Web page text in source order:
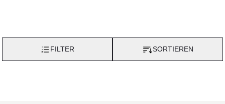
FILTER SORTIEREN